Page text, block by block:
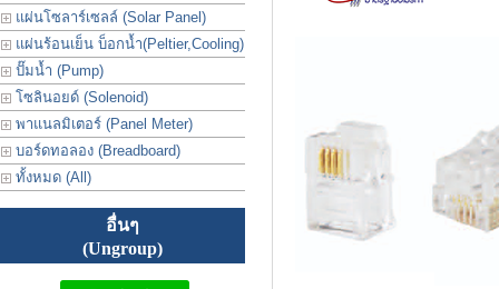
แผ่นโซลาร์เซลล์ (Solar Panel)
แผ่นร้อนเย็น บ็อกน้ำ(Peltier,Cooling)
ปั๊มน้ำ (Pump)
โซลินอยด์ (Solenoid)
พาแนลมิเตอร์ (Panel Meter)
บอร์ดทอลอง (Breadboard)
ทั้งหมด (All)
อื่นๆ
(Ungroup)